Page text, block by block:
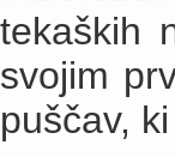
tekaških
svojim
puščav,